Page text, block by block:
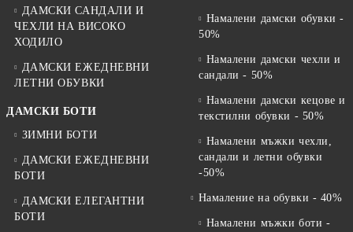
ДАМСКИ САНДАЛИ И
ЧЕХЛИ НА ВИСОКО
ХОДИЛО
ДАМСКИ ЕЖЕДНЕВНИ
ЛЕТНИ ОБУВКИ
ДАМСКИ БОТИ
ЗИМНИ БОТИ
ДАМСКИ ЕЖЕДНЕВНИ
БОТИ
ДАМСКИ ЕЛЕГАНТНИ
БОТИ
Намалени дамски обувки -
50%
Намалени дамски чехли и
сандали - 50%
Намалени дамски кецове и
текстилни обувки - 50%
Намалени мъжки чехли,
сандали и летни обувки
-50%
Намаление на обувки - 40%
Намалени мъжки боти -